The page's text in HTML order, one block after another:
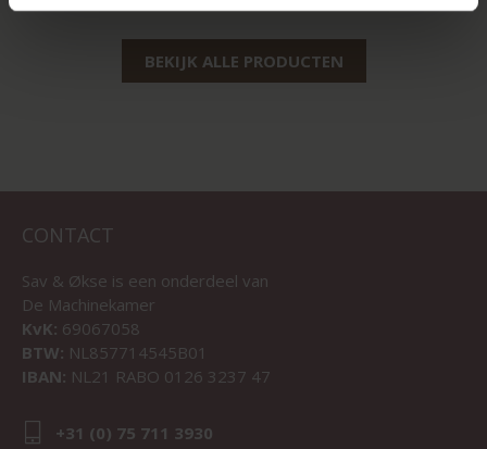
BEKIJK ALLE PRODUCTEN
CONTACT
Sav & Økse is een onderdeel van
De Machinekamer
KvK: 69067058
BTW: NL857714545B01
IBAN: NL21 RABO 0126 3237 47
+31 (0) 75 711 3930